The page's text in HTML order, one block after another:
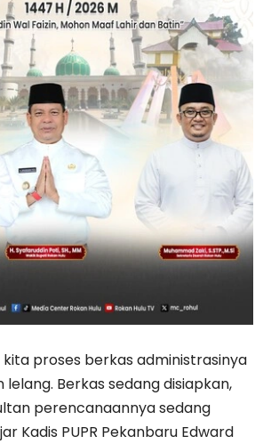
kita proses berkas administrasinya
Berkas sedang disiapkan,
perencanaannya sedang
Kadis PUPR Pekanbaru Edward